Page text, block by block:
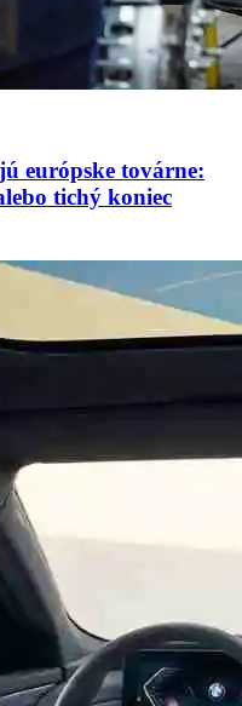
európske továrne:
tichý koniec